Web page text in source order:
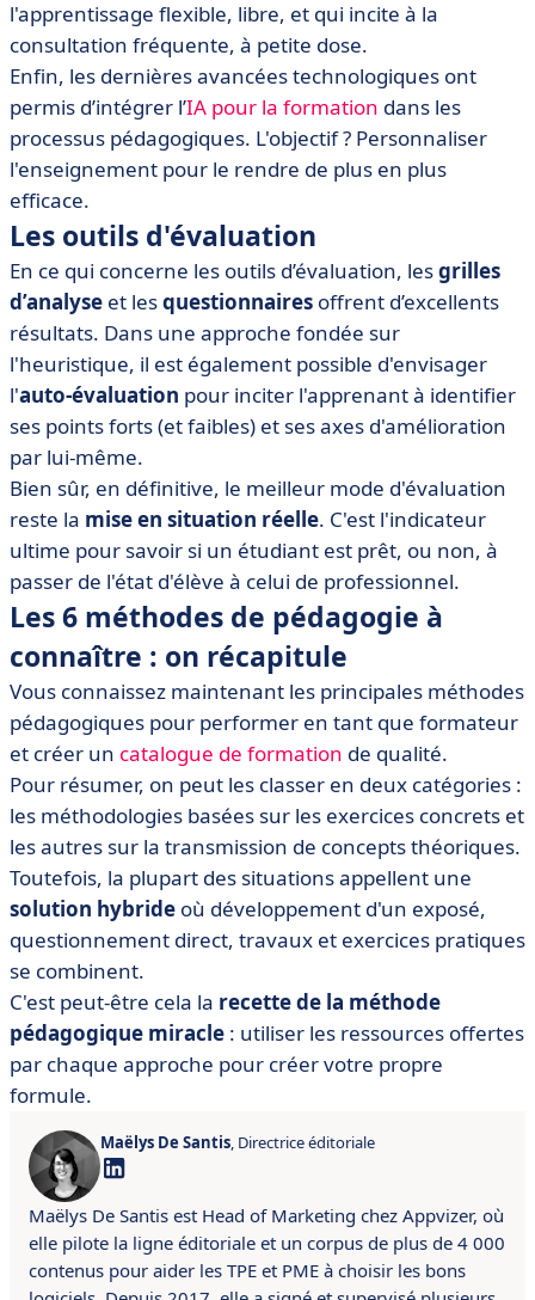
l'apprentissage flexible, libre, et qui incite à la
consultation fréquente, à petite dose.
Enfin, les dernières avancées technologiques ont
permis d’intégrer l’IA pour la formation dans les
processus pédagogiques. L'objectif ? Personnaliser
l'enseignement pour le rendre de plus en plus
efficace.
Les outils d'évaluation
En ce qui concerne les outils d’évaluation, lesgrilles
d’analyse et lesquestionnaires offrent d’excellents
résultats. Dans une approche fondée sur
l'heuristique, il est également possible d'envisager
l'auto-évaluation pour inciter l'apprenant à identifier
ses points forts (et faibles) et ses axes d'amélioration
par lui-même.
Bien sûr, en définitive, le meilleur mode d'évaluation
reste la mise en situation réelle. C'est l'indicateur
ultime pour savoir si un étudiant est prêt, ou non, à
passer de l'état d'élève à celui de professionnel.
Les 6 méthodes de pédagogie à
connaître : on récapitule
Vous connaissez maintenant les principales méthodes
pédagogiques pour performer en tant que formateur
et créer un catalogue de formation de qualité.
Pour résumer, on peut les classer en deux catégories :
les méthodologies basées sur les exercices concrets et
les autres sur la transmission de concepts théoriques.
Toutefois, la plupart des situations appellent une
solution hybride où développement d'un exposé,
questionnement direct, travaux et exercices pratiques
se combinent.
C'est peut-être cela la recette de la méthode
pédagogique miracle : utiliser les ressources offertes
par chaque approche pour créer votre propre
formule.
Maëlys De Santis, Directrice éditoriale
Maëlys De Santis est Head of Marketing chez Appvizer, où
elle pilote la ligne éditoriale et un corpus de plus de 4 000
contenus pour aider les TPE et PME à choisir les bons